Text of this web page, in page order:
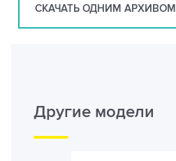
СКАЧАТЬ ОДНИМ АРХИВОМ
Другие модели